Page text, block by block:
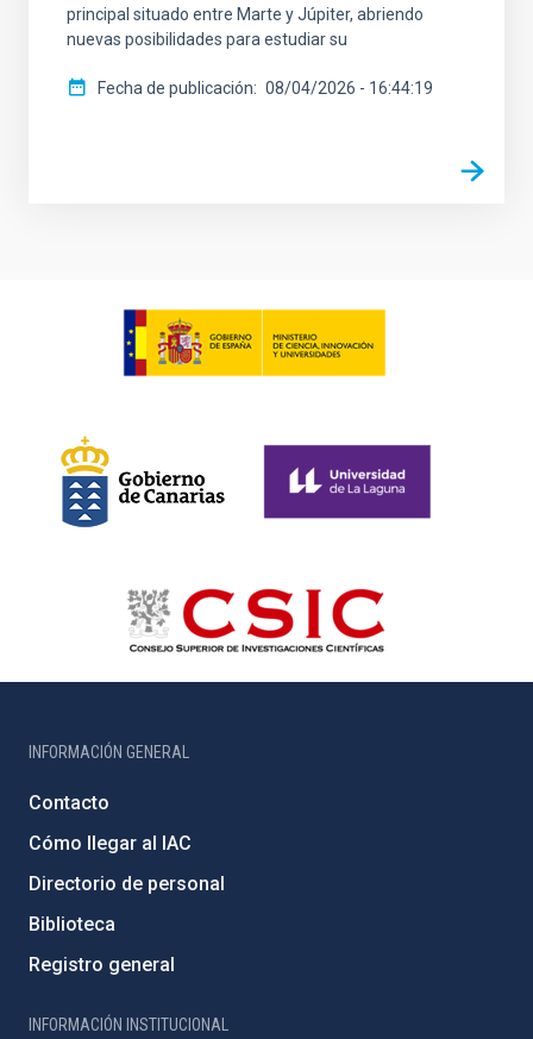
principal situado entre Marte y Júpiter, abriendo
nuevas posibilidades para estudiar su
Fecha de publicación 08/04/2026 - 16:44:19
INFORMACIÓN GENERAL
Contacto
Cómo llegar al IAC
Directorio de personal
Biblioteca
Registro general
INFORMACIÓN INSTITUCIONAL